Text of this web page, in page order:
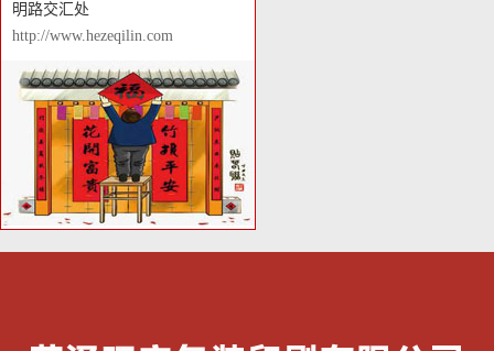
明路交汇处
http://www.hezeqilin.com